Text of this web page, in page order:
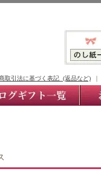
取引法に基づく表記 (返品など)｜